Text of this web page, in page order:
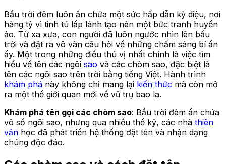
Bầu trời đêm luôn ẩn chứa một sức hấp dẫn kỳ diệu, nơi
hàng tỷ vì tinh tú lấp lánh tạo nên một bức tranh huyền
ảo. Từ xa xưa, con người đã luôn ngước nhìn lên bầu
trời và đặt ra vô vàn câu hỏi về những chấm sáng bí ẩn
ấy. Một trong những điều thú vị nhất chính là việc tìm
hiểu về tên các ngôi sao và các chòm sao, đặc biệt là
tên các ngôi sao trên trời bằng tiếng Việt. Hành trình
khám phá này không chỉ mang lại kiến thức mà còn mở
ra một thế giới quan mới về vũ trụ bao la.
Khám phá tên gọi các chòm sao: Bầu trời đêm ẩn chứa
vô số ngôi sao, nhưng qua nhiều thế kỷ, các nhà thiên
văn học đã phát triển hệ thống đặt tên và nhận dạng
chúng độc đáo.